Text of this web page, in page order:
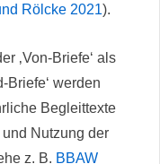
Rölcke 2021).
‚Von-Briefe‘ als
Briefe‘ werden
Begleittexte
Nutzung der
z. B. BBAW